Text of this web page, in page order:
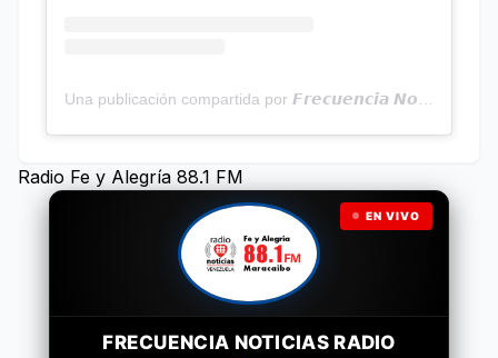
Radio Fe y Alegría 88.1 FM
EN VIVO
FRECUENCIA NOTICIAS RADIO